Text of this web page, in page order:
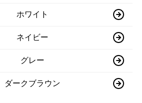
ホワイト
ネイビー
グレー
ダークブラウン